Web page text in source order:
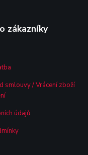
zákazníky
smlouvy / Vrácení zboží
údajů